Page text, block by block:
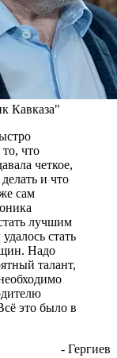
Кавказа"
что
четкое,
и что
сам
лучшим
стать
Надо
талант,
это было в
- Гергиев